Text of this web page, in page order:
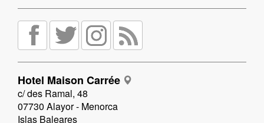
Hotel Maison Carrée
c/ des Ramal, 48
07730 Alayor - Menorca
Islas Baleares